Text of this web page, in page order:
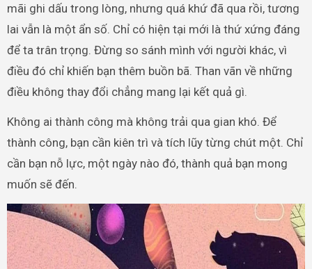
mãi ghi dấu trong lòng, nhưng quá khứ đã qua rồi, tương
lai vẫn là một ẩn số. Chỉ có hiện tại mới là thứ xứng đáng
để ta trân trọng. Đừng so sánh mình với người khác, vì
điều đó chỉ khiến bạn thêm buồn bã. Than vãn về những
điều không thay đổi chẳng mang lại kết quả gì.
Không ai thành công mà không trải qua gian khó. Để
thành công, bạn cần kiên trì và tích lũy từng chút một. Chỉ
cần bạn nỗ lực, một ngày nào đó, thành quả bạn mong
muốn sẽ đến.